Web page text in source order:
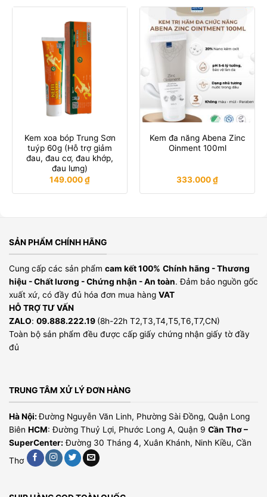
Kem xoa bóp Trung Sơn
tuýp 60g (Hỗ trợ giảm
đau, đau cơ, đau khớp,
đau lưng)
149.000₫
Kem đa năng Abena Zinc
Oinment 100ml
333.000₫
SẢN PHẨM CHÍNH HÃNG
Cung cấp các sản phẩm cam kết 100% Chính hãng - Thương
hiệu - Chất lương - Chứng nhận - An toàn. Đảm bảo nguồn gốc
xuất xứ, có đầy đủ hóa đơn mua hàng VAT
HỖ TRỢ TƯ VẤN
ZALO: 09.888.222.19 (8h-22h T2,T3,T4,T5,T6,T7,CN)
Toàn bộ sản phẩm đều được cấp giấy chứng nhận giấy tờ đầy
đủ
TRUNG TÂM XỬ LÝ ĐƠN HÀNG
Hà Nội:Đường Nguyễn Văn Linh, Phường Sài Đồng, Quận Long
Biên HCM: Đường Thuỷ Lợi, Phước Long A, Quận 9 Cần Thơ –
SuperCenter: Đường 30 Tháng 4, Xuân Khánh, Ninh Kiều, Cần
Thơ